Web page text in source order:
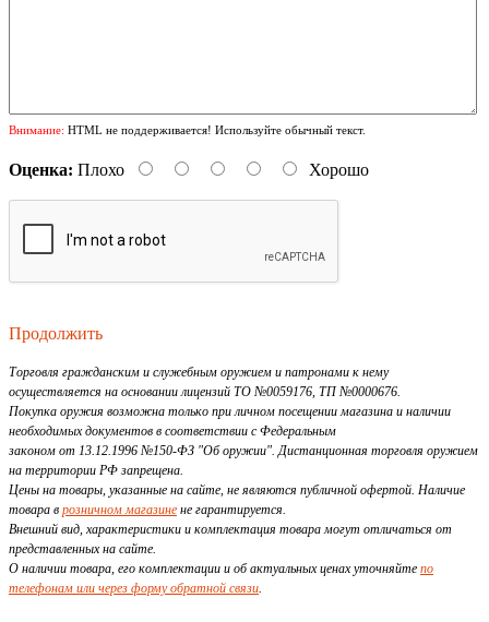
Внимание: HTML не поддерживается! Используйте обычный текст.
Оценка: Плохо Хорошо
Продолжить
Торговля гражданским и служебным оружием и патронами к нему
осуществляется на основании лицензий ТО №0059176, ТП №0000676.
Покупка оружия возможна только при личном посещении магазина и наличии
необходимых документов в соответствии с Федеральным
законом от 13.12.1996 №150-ФЗ "Об оружии". Дистанционная торговля оружием
на территории РФ запрещена.
Цены на товары, указанные на сайте, не являются публичной офертой. Наличие
товара в розничном магазине не гарантируется.
Внешний вид, характеристики и комплектация товара могут отличаться от
представленных на сайте.
О наличии товара, его комплектации и об актуальных ценах уточняйте по
телефонам или через форму обратной связи.